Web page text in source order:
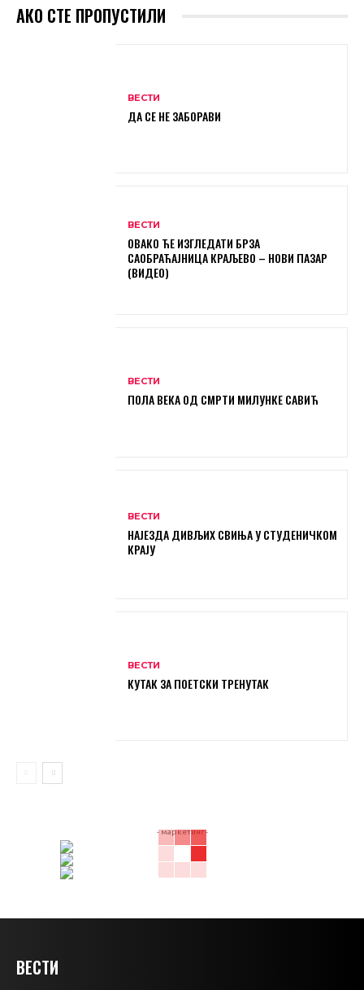
АКО СТЕ ПРОПУСТИЛИ
ВЕСТИ
ДА СЕ НЕ ЗАБОРАВИ
ВЕСТИ
ОВАКО ЋЕ ИЗГЛЕДАТИ БРЗА
САОБРАЋАЈНИЦА КРАЉЕВО – НОВИ ПАЗАР
(ВИДЕО)
ВЕСТИ
ПОЛА ВЕКА ОД СМРТИ МИЛУНКЕ САВИЋ
ВЕСТИ
НАЈЕЗДА ДИВЉИХ СВИЊА У СТУДЕНИЧКОМ
КРАЈУ
ВЕСТИ
КУТАК ЗА ПОЕТСКИ ТРЕНУТАК
- маркетинг -
ВЕСТИ